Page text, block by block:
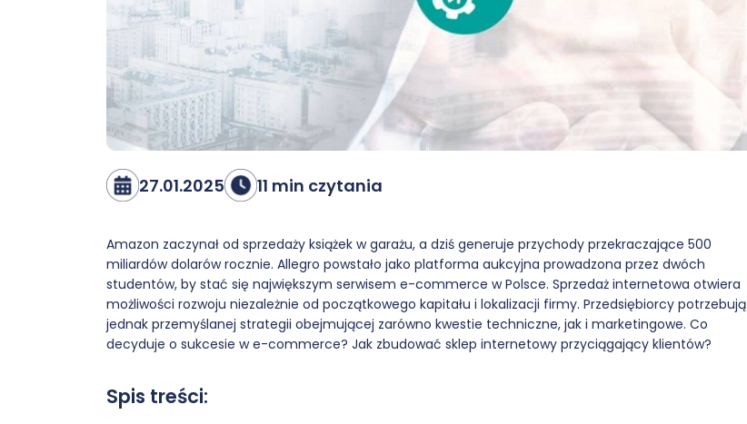
27.01.2025 11 min czytania
Amazon zaczynał od sprzedaży książek w garażu, a dziś generuje przychody przekraczające 500
miliardów dolarów rocznie. Allegro powstało jako platforma aukcyjna prowadzona przez dwóch
studentów, by stać się największym serwisem e-commerce w Polsce. Sprzedaż internetowa otwiera
możliwości rozwoju niezależnie od początkowego kapitału i lokalizacji firmy. Przedsiębiorcy potrzebują
jednak przemyślanej strategii obejmującej zarówno kwestie techniczne, jak i marketingowe. Co
decyduje o sukcesie w e-commerce? Jak zbudować sklep internetowy przyciągający klientów?
Spis treści: